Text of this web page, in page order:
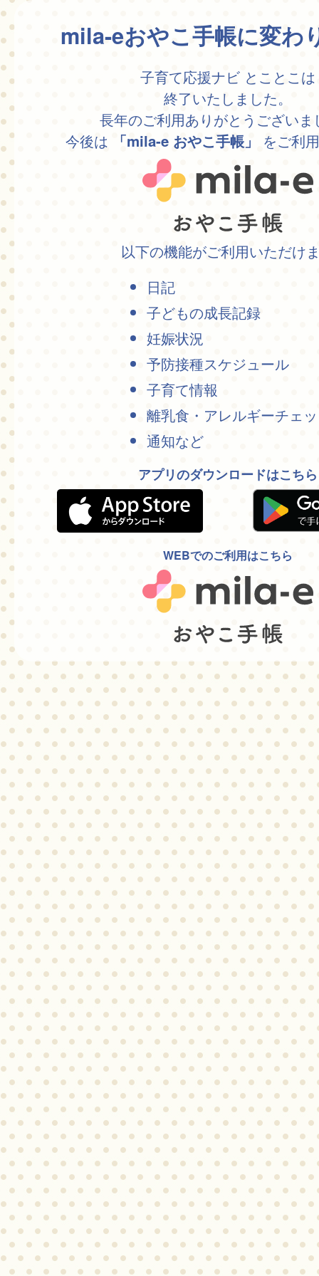
mila-eおやこ手帳に変わ
子育て応援ナビ とことこは
終了いたしました。
長年のご利用ありがとうございま
今後は
「mila-e おやこ手帳」 をご利
以下の機能がご利用いただけ
日記
子どもの成長記録
妊娠状況
予防接種スケジュール
子育て情報
離乳食・アレルギーチェ
通知など
アプリのダウンロードはこちら
WEBでのご利用はこちら